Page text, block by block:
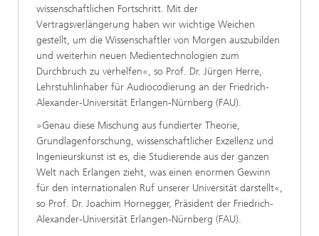
wissenschaftlichen Fortschritt. Mit der
Vertragsverlängerung haben wir wichtige Weichen
gestellt, um die Wissenschaftler von Morgen auszubilden
und weiterhin neuen Medientechnologien zum
Durchbruch zu verhelfen«, so Prof. Dr. Jürgen Herre,
Lehrstuhlinhaber für Audiocodierung an der Friedrich-
Alexander-Universität Erlangen-Nürnberg (FAU).
»Genau diese Mischung aus fundierter Theorie,
Grundlagenforschung, wissenschaftlicher Exzellenz und
Ingenieurskunst ist es, die Studierende aus der ganzen
Welt nach Erlangen zieht, was einen enormen Gewinn
für den internationalen Ruf unserer Universität darstellt«,
so Prof. Dr. Joachim Hornegger, Präsident der Friedrich-
Alexander-Universität Erlangen-Nürnberg (FAU).